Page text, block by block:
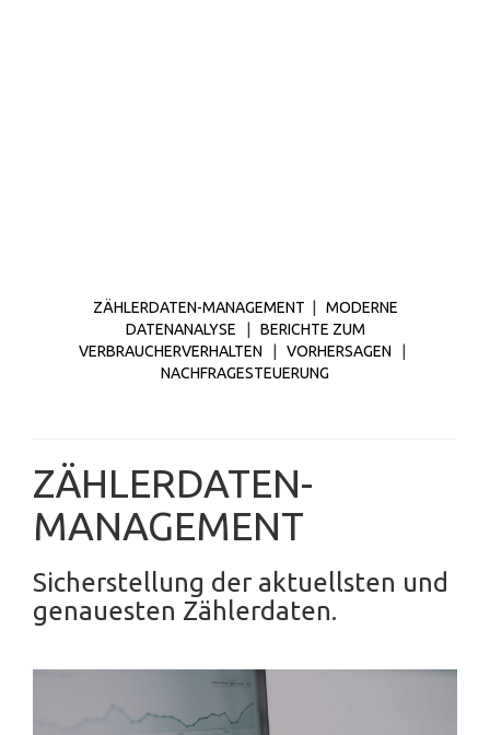
ZÄHLERDATEN-MANAGEMENT
MODERNE
DATENANALYSE
BERICHTE ZUM
VERBRAUCHERVERHALTEN
VORHERSAGEN
NACHFRAGESTEUERUNG
ZÄHLERDATEN-
MANAGEMENT
Sicherstellung der aktuellsten und
genauesten Zählerdaten.